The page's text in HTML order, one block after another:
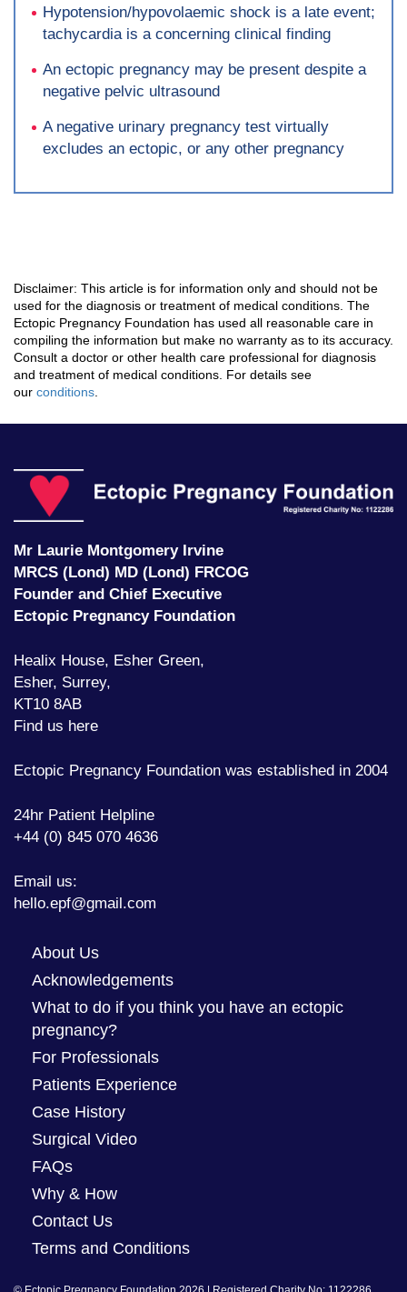
Hypotension/hypovolaemic shock is a late event;
tachycardia is a concerning clinical finding
An ectopic pregnancy may be present despite a
negative pelvic ultrasound
A negative urinary pregnancy test virtually
excludes an ectopic, or any other pregnancy
Disclaimer: This article is for information only and should not be
used for the diagnosis or treatment of medical conditions. The
Ectopic Pregnancy Foundation has used all reasonable care in
compiling the information but make no warranty as to its accuracy.
Consult a doctor or other health care professional for diagnosis
and treatment of medical conditions. For details see
our conditions
Mr Laurie Montgomery Irvine
MRCS (Lond) MD (Lond) FRCOG
Founder and Chief Executive
Ectopic Pregnancy Foundation
Healix House, Esher Green,
Esher, Surrey,
KT10 8AB
Find us here
Ectopic Pregnancy Foundation was established in 2004
24hr Patient Helpline
+44 (0) 845 070 4636
Email us:
hello.epf@gmail.com
About Us
Acknowledgements
What to do if you think you have an ectopic
pregnancy?
For Professionals
Patients Experience
Case History
Surgical Video
FAQs
Why & How
Contact Us
Terms and Conditions